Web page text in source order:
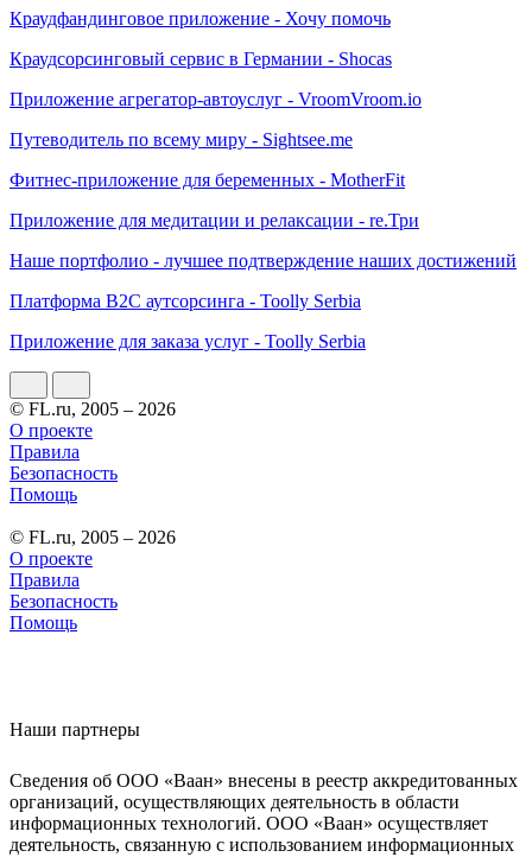
Краудфандинговое приложение - Хочу помочь
Краудсорсинговый сервис в Германии - Shocas
Приложение агрегатор-автоуслуг - VroomVroom.io
Путеводитель по всему миру - Sightsee.me
Фитнес-приложение для беременных - MotherFit
Приложение для медитации и релаксации - re.Три
Наше портфолио - лучшее подтверждение наших достижений
Платформа B2C аутсорсинга - Toolly Serbia
Приложение для заказа услуг - Toolly Serbia
© FL.ru, 2005 – 2026
О проекте
Правила
Безопасность
Помощь
© FL.ru, 2005 – 2026
О проекте
Правила
Безопасность
Помощь
Наши партнеры
Сведения об ООО «Ваан» внесены в реестр аккредитованных
организаций, осуществляющих деятельность в области
информационных технологий. ООО «Ваан» осуществляет
деятельность, связанную с использованием информационных